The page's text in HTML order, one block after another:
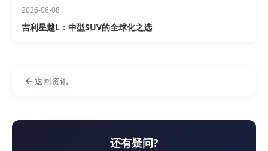
2026-08-08
吉利星越L：中型SUV的全球化之选
返回资讯
还有疑问?